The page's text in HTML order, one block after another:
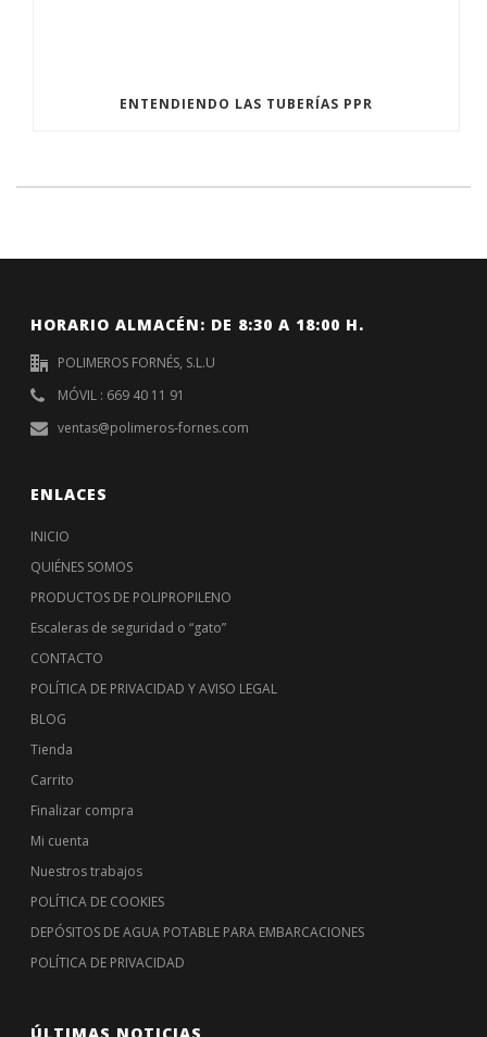
ENTENDIENDO LAS TUBERÍAS PPR
HORARIO ALMACÉN: DE 8:30 A 18:00 H.
POLIMEROS FORNÉS, S.L.U
MÓVIL : 669 40 11 91
ventas@polimeros-fornes.com
ENLACES
INICIO
QUIÉNES SOMOS
PRODUCTOS DE POLIPROPILENO
Escaleras de seguridad o “gato”
CONTACTO
POLÍTICA DE PRIVACIDAD Y AVISO LEGAL
BLOG
Tienda
Carrito
Finalizar compra
Mi cuenta
Nuestros trabajos
POLÍTICA DE COOKIES
DEPÓSITOS DE AGUA POTABLE PARA EMBARCACIONES
POLÍTICA DE PRIVACIDAD